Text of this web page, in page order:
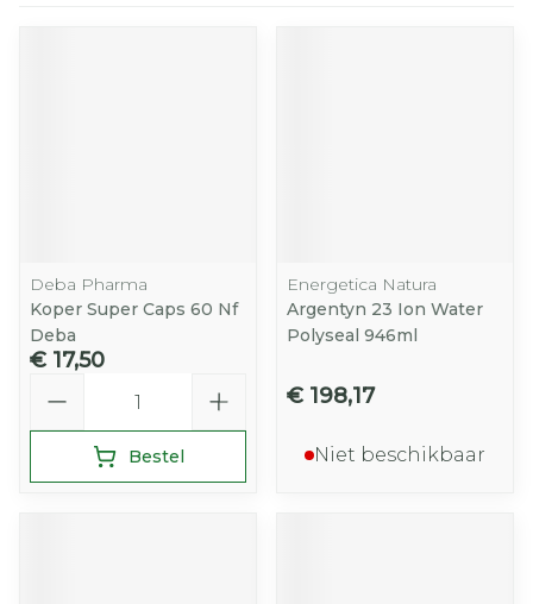
Deba Pharma
Koper Super Caps 60 Nf
Deba
€ 17,50
Bestel
Energetica Natura
Argentyn 23 Ion Water
Polyseal 946ml
€ 198,17
Niet beschikbaar